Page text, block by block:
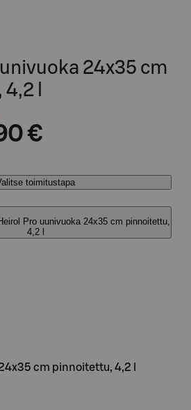
24x35 cm
l
€
toimitustapa
Pro uunivuoka 24x35 cm pinnoitettu,
4,2 l
cm pinnoitettu, 4,2 l